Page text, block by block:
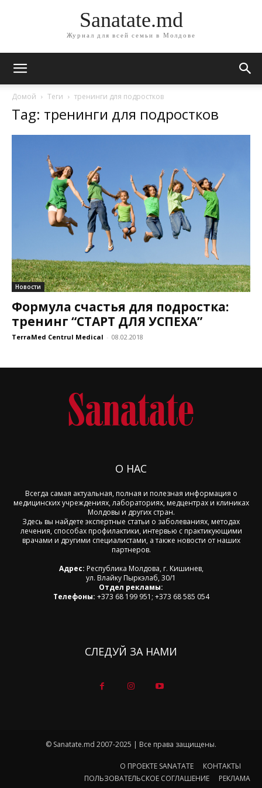
Sanatate.md
Журнал для всей семьи в Молдове
Домой Теги тренинги для подростков
Tag: тренинги для подростков
Новости
Формула счастья для подростка:
тренинг “СТАРТ ДЛЯ УСПЕХА”
TerraMed Centrul Medical - 08.02.2018
О НАС
Всегда самая актуальная, полная и полезная информация о
медицинских учреждениях, лабораториях, медцентрах и клиниках
Молдовы и других стран.
Здесь вы найдете экспертные статьи о заболеваниях, методах
лечения, способах профилактики, интервью с практикующими
врачами и другими специалистами, а также новости от наших
партнеров.
Адрес: Республика Молдова, г. Кишинев,
ул. Влайку Пыркэлаб, 30/1
Отдел рекламы:
Телефоны: +373 68 199 951; +373 68 585 054
СЛЕДУЙ ЗА НАМИ
© Sanatate.md 2007-2025 | Все права защищены.
О ПРОЕКТЕ SANATATE
КОНТАКТЫ
ПОЛЬЗОВАТЕЛЬСКОЕ СОГЛАШЕНИЕ
РЕКЛАМА